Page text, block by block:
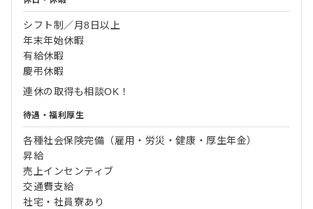
シフト制／月8日以上
年末年始休暇
有給休暇
慶弔休暇
連休の取得も相談OK！
待遇・福利厚生
各種社会保険完備（雇用・労災・健康・厚生年金）
昇給
売上インセンティブ
交通費支給
社宅・社員寮あり